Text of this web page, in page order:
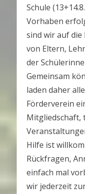
Schule
Vorhaben
sind wir auf
von Eltern,
der
Gemeinsam
laden daher
Förderverein
Hilfe ist
Rückfragen,
einfach mal
wir jederzeit